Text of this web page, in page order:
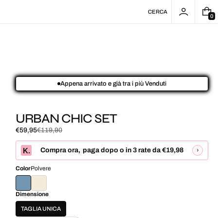
CERCA
0
0
Appena arrivato e già tra i più Venduti
URBAN CHIC SET
Prezzo
di
vendita
€59,95
Prezzo
normale
€119,90
K. Compra ora, paga dopo o in 3 rate da €19,98 ›
ColorPolvere
Dimensione
TAGLIA UNICA